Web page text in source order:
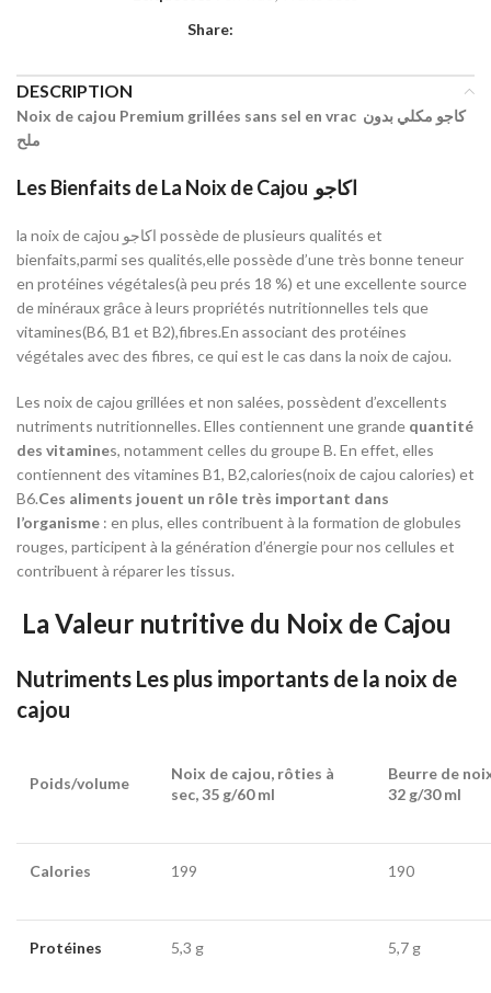
Share:
DESCRIPTION
Noix de cajou Premium grillées sans sel en vrac كاجو مكلي بدون
Les Bienfaits de La Noix de Cajou اكاجو
la noix de cajou اكاجو possède de plusieurs qualités et
bienfaits,parmi ses qualités,elle possède d’une très bonne teneur
en protéines végétales(à peu prés 18 %) et une excellente source
de minéraux grâce à leurs propriétés nutritionnelles tels que
vitamines(B6, B1 et B2),fibres.En associant des protéines
végétales avec des fibres, ce qui est le cas dans la noix de cajou.
Les noix de cajou grillées et non salées, possèdent d’excellents
nutriments nutritionnelles. Elles contiennent une grande quantité
des vitamines, notamment celles du groupe B. En effet, elles
contiennent des vitamines B1, B2,calories(noix de cajou calories) et
B6.Ces aliments jouent un rôle très important dans
l’organisme : en plus, elles contribuent à la formation de globules
rouges, participent à la génération d’énergie pour nos cellules et
contribuent à réparer les tissus.
La Valeur nutritive du Noix de Cajou
Nutriments Les plus importants de la noix de
cajou
Poids/volume
Noix de cajou, rôties à
sec, 35 g/60 ml
Beurre de
32 g/30 ml
Calories 199 190
Protéines 5,3 g 5,7 g